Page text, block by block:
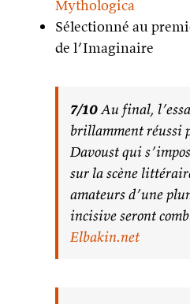
Mythologica
Sélectionné au
de l’Imaginaire
7/10Au final,
brillamment réussi
Davoust qui
sur la scène
amateurs d’une
incisive seront
Elbakin.net